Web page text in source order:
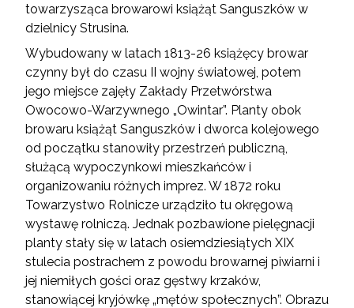
towarzysząca browarowi książąt Sanguszków w
dzielnicy Strusina.
Wybudowany w latach 1813-26 książęcy browar
czynny był do czasu II wojny światowej, potem
jego miejsce zajęły Zakłady Przetwórstwa
Owocowo-Warzywnego „Owintar”. Planty obok
browaru książąt Sanguszków i dworca kolejowego
od początku stanowiły przestrzeń publiczną,
służącą wypoczynkowi mieszkańców i
organizowaniu różnych imprez. W 1872 roku
Towarzystwo Rolnicze urządziło tu okręgową
wystawę rolniczą. Jednak pozbawione pielęgnacji
planty stały się w latach osiemdziesiątych XIX
stulecia postrachem z powodu browarnej piwiarni i
jej niemiłych gości oraz gęstwy krzaków,
stanowiącej kryjówkę „mętów społecznych”. Obrazu